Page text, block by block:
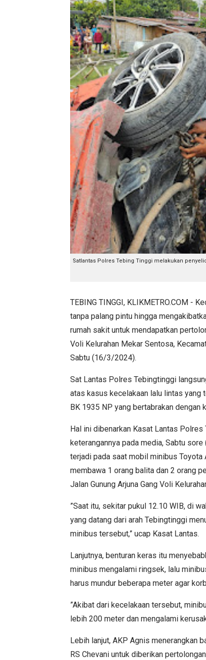
Satlantas Polres Tebing Tinggi melakukan
TEBING TINGGI, KLIKMETRO.COM -
tanpa palang pintu hingga
rumah sakit untuk mendapatkan
Voli Kelurahan Mekar Sentosa,
Sabtu (16/3/2024).
Sat Lantas Polres Tebingtinggi
atas kasus kecelakaan lalu lintas yang
BK 1935 NP yang bertabrakan
Hal ini dibenarkan Kasat Lantas
keterangannya pada media, Sabtu
terjadi pada saat mobil minibus Toyota
membawa 1 orang balita dan 2 orang
Jalan Gunung Arjuna Gang Voli
”Saat itu, sekitar pukul 12.10 WIB, di
yang datang dari arah Tebingtinggi
minibus tersebut,” ucap Kasat Lantas.
Lanjutnya, benturan keras itu
minibus mengalami ringsek, lalu
harus mundur beberapa meter agar
”Akibat dari kecelakaan tersebut,
lebih 200 meter dan mengalami
Lebih lanjut, AKP Agnis menerangkan
RS Chevani untuk diberikan